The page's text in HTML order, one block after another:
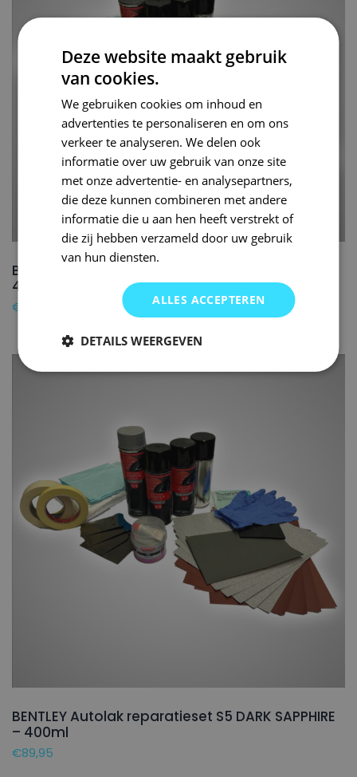
BENTLEY Autolak reparatieset 6801 CHESTNUT –
400ml
€
BENTLEY Autolak reparatieset S5 DARK SAPPHIRE
– 400ml
€89,95
Deze website maakt gebruik
van cookies.
We gebruiken cookies om inhoud en
advertenties te personaliseren en om ons
verkeer te analyseren. We delen ook
informatie over uw gebruik van onze site
met onze advertentie- en analysepartners,
die deze kunnen combineren met andere
informatie die u aan hen heeft verstrekt of
die zij hebben verzameld door uw gebruik
van hun diensten.
ALLES ACCEPTEREN
DETAILS WEERGEVEN